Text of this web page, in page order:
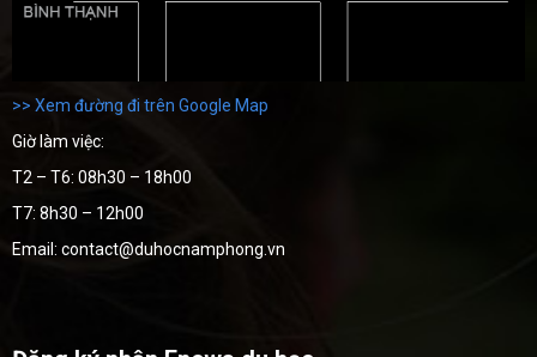
>> Xem đường đi trên Google Map
Giờ làm việc:
T2 – T6: 08h30 – 18h00
T7: 8h30 – 12h00
Email: contact@duhocnamphong.vn